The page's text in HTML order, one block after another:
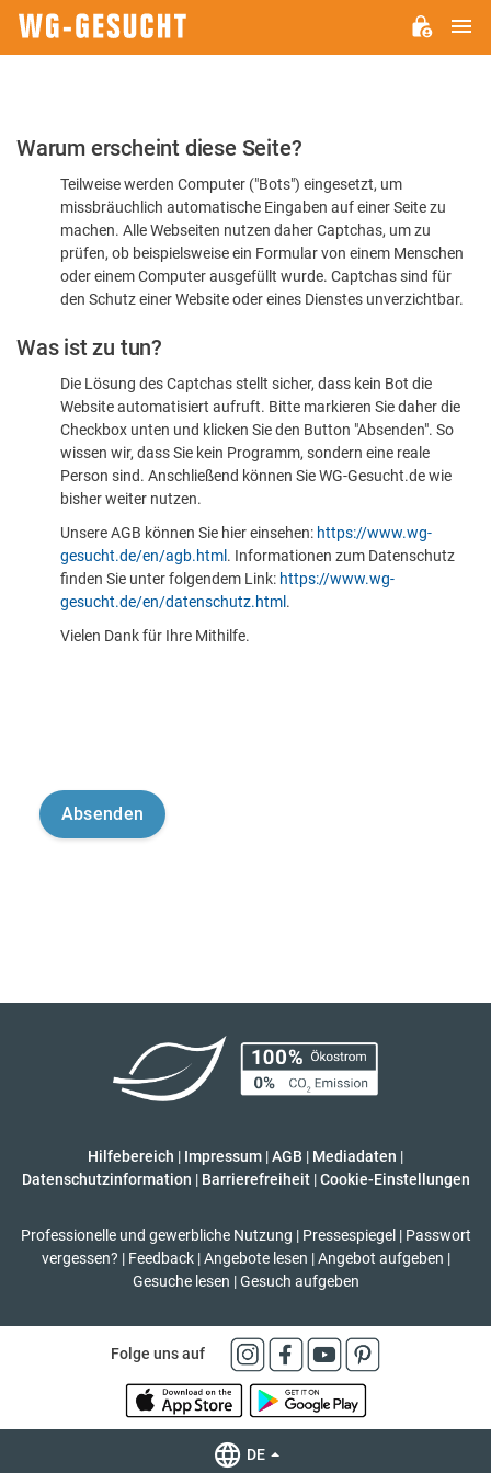
Bitte
dass
sind
Warum erscheint diese Seite?
Teilweise werden Computer ("Bots") eingesetzt, um
missbräuchlich automatische Eingaben auf einer Seite zu
machen. Alle Webseiten nutzen daher Captchas, um zu
prüfen, ob beispielsweise ein Formular von einem Menschen
oder einem Computer ausgefüllt wurde. Captchas sind für
den Schutz einer Website oder eines Dienstes unverzichtbar.
Was ist zu tun?
Die Lösung des Captchas stellt sicher, dass kein Bot die
Website automatisiert aufruft. Bitte markieren Sie daher die
Checkbox unten und klicken Sie den Button "Absenden". So
wissen wir, dass Sie kein Programm, sondern eine reale
Person sind. Anschließend können Sie WG-Gesucht.de wie
bisher weiter nutzen.
Unsere AGB können Sie hier einsehen: https://www.wg-
gesucht.de/en/agb.html . Informationen zum Datenschutz
finden Sie unter folgendem Link: https://www.wg-
gesucht.de/en/datenschutz.html .
Vielen Dank für Ihre Mithilfe.
Hilfebereich | Impressum |AGB | Mediadaten |
Datenschutzinformation | Barrierefreiheit | Cookie-Einstellungen
Professionelle und gewerbliche Nutzung | Pressespiegel | Passwort
vergessen? | Feedback | Angebote lesen | Angebot aufgeben |
Gesuche lesen | Gesuch aufgeben
Folge uns auf
DE